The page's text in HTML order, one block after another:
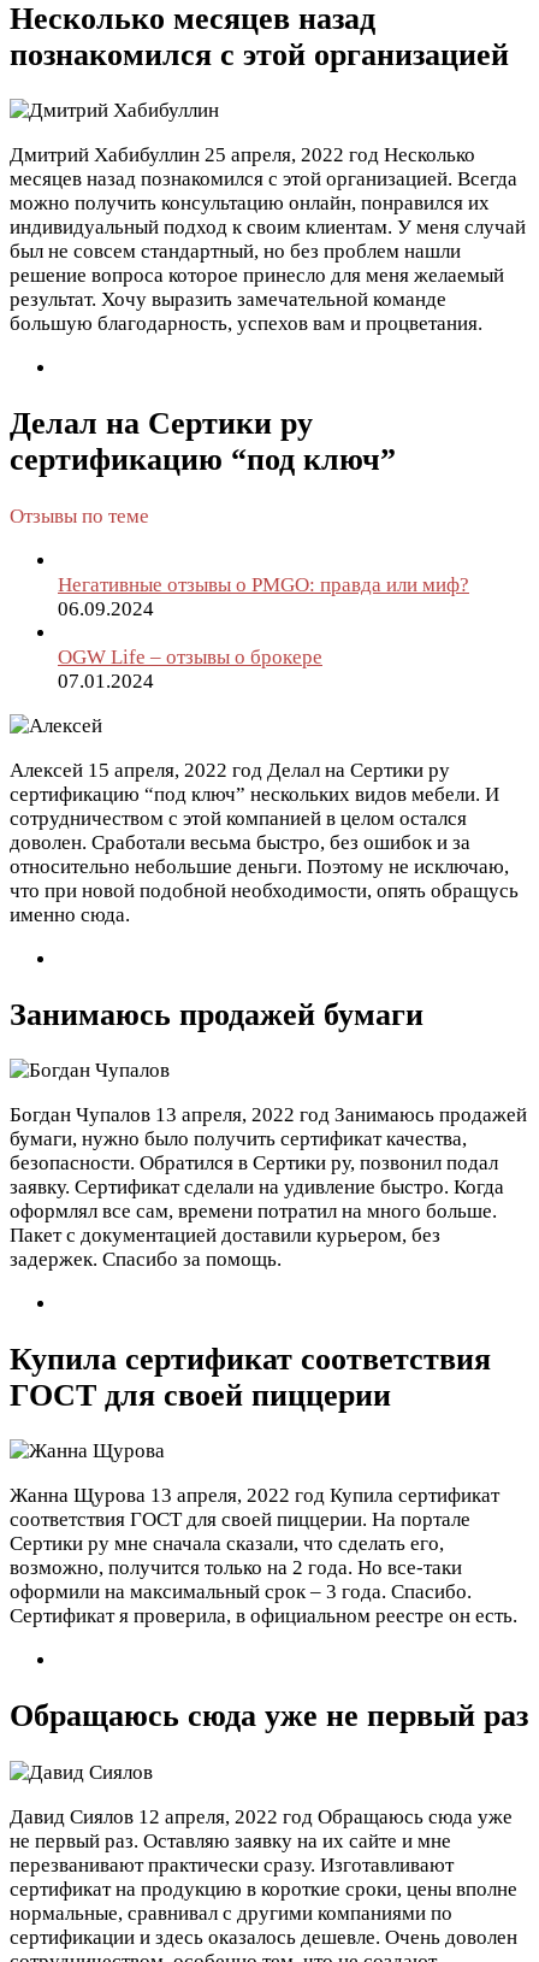
Несколько месяцев назад
познакомился с этой организацией
Дмитрий Хабибуллин 25 апреля, 2022 год Несколько
месяцев назад познакомился с этой организацией. Всегда
можно получить консультацию онлайн, понравился их
индивидуальный подход к своим клиентам. У меня случай
был не совсем стандартный, но без проблем нашли
решение вопроса которое принесло для меня желаемый
результат. Хочу выразить замечательной команде
большую благодарность, успехов вам и процветания.
Делал на Сертики ру
сертификацию “под ключ”
Отзывы по теме
Негативные отзывы о PMGO: правда или миф?
06.09.2024
OGW Life – отзывы о брокере
07.01.2024
Алексей 15 апреля, 2022 год Делал на Сертики ру
сертификацию “под ключ” нескольких видов мебели. И
сотрудничеством с этой компанией в целом остался
доволен. Сработали весьма быстро, без ошибок и за
относительно небольшие деньги. Поэтому не исключаю,
что при новой подобной необходимости, опять обращусь
именно сюда.
Занимаюсь продажей бумаги
Богдан Чупалов 13 апреля, 2022 год Занимаюсь продажей
бумаги, нужно было получить сертификат качества,
безопасности. Обратился в Сертики ру, позвонил подал
заявку. Сертификат сделали на удивление быстро. Когда
оформлял все сам, времени потратил на много больше.
Пакет с документацией доставили курьером, без
задержек. Спасибо за помощь.
Купила сертификат соответствия
ГОСТ для своей пиццерии
Жанна Щурова 13 апреля, 2022 год Купила сертификат
соответствия ГОСТ для своей пиццерии. На портале
Сертики ру мне сначала сказали, что сделать его,
возможно, получится только на 2 года. Но все-таки
оформили на максимальный срок – 3 года. Спасибо.
Сертификат я проверила, в официальном реестре он есть.
Обращаюсь сюда уже не первый раз
Давид Сиялов 12 апреля, 2022 год Обращаюсь сюда уже
не первый раз. Оставляю заявку на их сайте и мне
перезванивают практически сразу. Изготавливают
сертификат на продукцию в короткие сроки, цены вполне
нормальные, сравнивал с другими компаниями по
сертификации и здесь оказалось дешевле. Очень доволен